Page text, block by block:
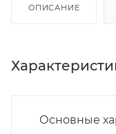
ОПИСАНИЕ
Основные